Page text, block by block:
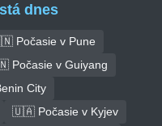
dnes
Počasie v Pune
Počasie v Guiyang
City
🇺🇦 Počasie v Kyjev